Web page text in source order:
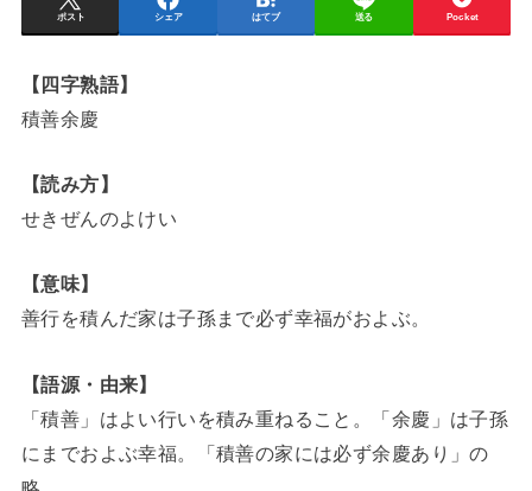
ポスト シェア はてブ 送る Pocket
【四字熟語】
積善余慶
【読み方】
せきぜんのよけい
【意味】
善行を積んだ家は子孫まで必ず幸福がおよぶ。
【語源・由来】
「積善」はよい行いを積み重ねること。「余慶」は子孫
にまでおよぶ幸福。「積善の家には必ず余慶あり」の